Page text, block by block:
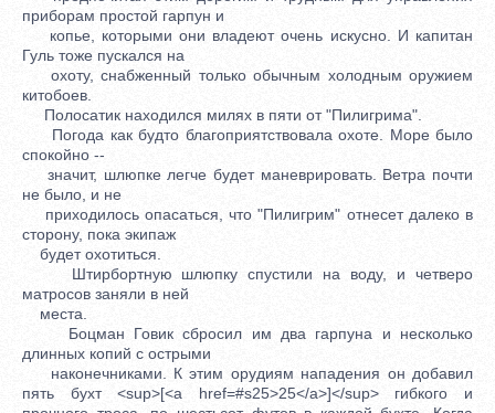
приборам простой гарпун и
копье, которыми они владеют очень искусно. И капитан
Гуль тоже пускался на
охоту, снабженный только обычным холодным оружием
китобоев.
Полосатик находился милях в пяти от "Пилигрима".
Погода как будто благоприятствовала охоте. Море было
спокойно --
значит, шлюпке легче будет маневрировать. Ветра почти
не было, и не
приходилось опасаться, что "Пилигрим" отнесет далеко в
сторону, пока экипаж
будет охотиться.
Штирбортную шлюпку спустили на воду, и четверо
матросов заняли в ней
места.
Боцман Говик сбросил им два гарпуна и несколько
длинных копий с острыми
наконечниками. К этим орудиям нападения он добавил
пять бухт <sup>[<a href=#s25>25</a>]</sup> гибкого и